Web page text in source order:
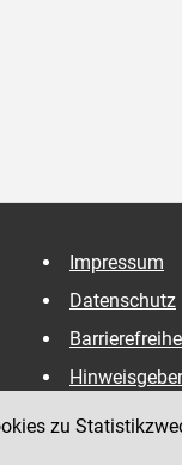
Impressum
Datenschutz
zu